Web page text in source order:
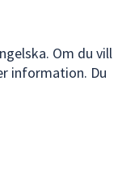
Om du vill
information. Du